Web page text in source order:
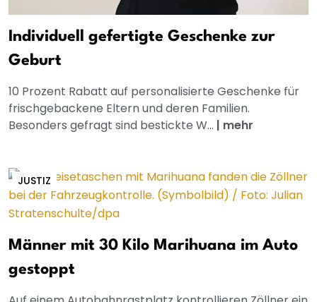
Individuell gefertigte Geschenke zur
Geburt
10 Prozent Rabatt auf personalisierte Geschenke für
frischgebackene Eltern und deren Familien.
Besonders gefragt sind bestickte W... | mehr
JUSTIZ
Männer mit 30 Kilo Marihuana im Auto
gestoppt